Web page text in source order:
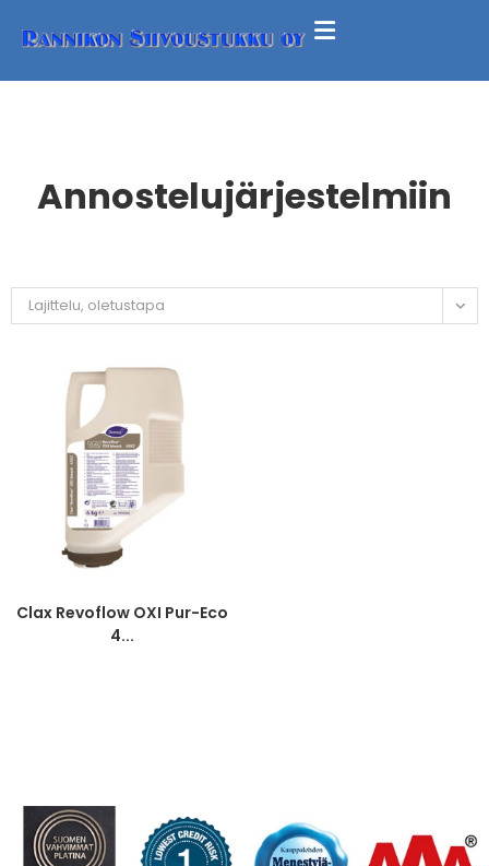
Annostelujärjestelmiin
Lajittelu, oletustapa
Clax Revoflow OXI Pur-Eco
4...